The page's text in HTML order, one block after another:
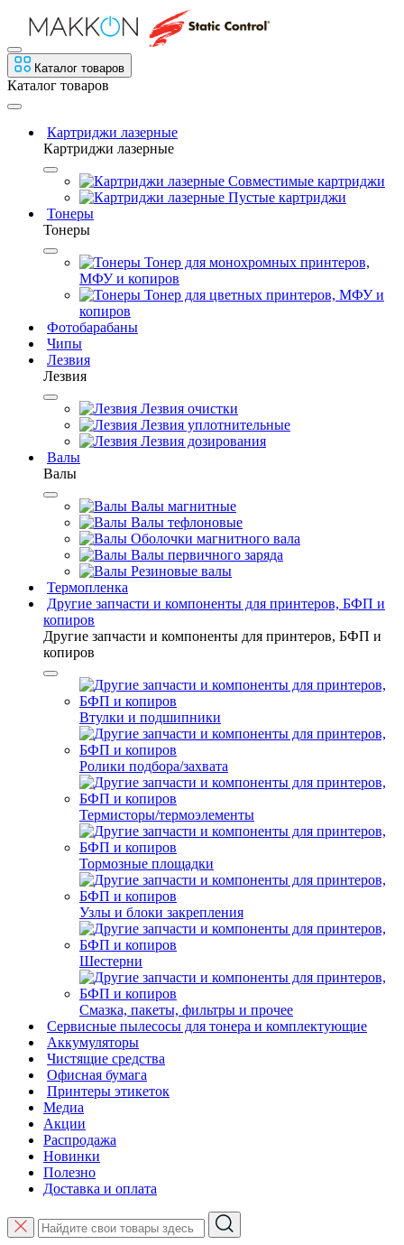
Каталог товаров
Каталог товаров
Картриджи лазерные
Картриджи лазерные
Совместимые картриджи
Пустые картриджи
Тонеры
Тонеры
Тонер для монохромных принтеров,
МФУ и копиров
Тонер для цветных принтеров, МФУ и
копиров
Фотобарабаны
Чипы
Лезвия
Лезвия
Лезвия очистки
Лезвия уплотнительные
Лезвия дозирования
Валы
Валы
Валы магнитные
Валы тефлоновые
Оболочки магнитного вала
Валы первичного заряда
Резиновые валы
Термопленка
Другие запчасти и компоненты для принтеров, БФП и
копиров
Другие запчасти и компоненты для принтеров, БФП и
копиров
Втулки и подшипники
Ролики подбора/захвата
Термисторы/термоэлементы
Тормозные площадки
Узлы и блоки закрепления
Шестерни
Смазка, пакеты, фильтры и прочее
Сервисные пылесосы для тонера и комплектующие
Аккумуляторы
Чистящие средства
Офисная бумага
Принтеры этикеток
Медиа
Акции
Распродажа
Новинки
Полезно
Доставка и оплата